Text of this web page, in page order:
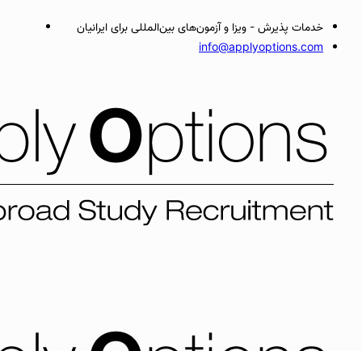
خدمات پذیرش - ویزا و آزمون‌های بین‌المللی برای ایرانیان
info@applyoptions.com